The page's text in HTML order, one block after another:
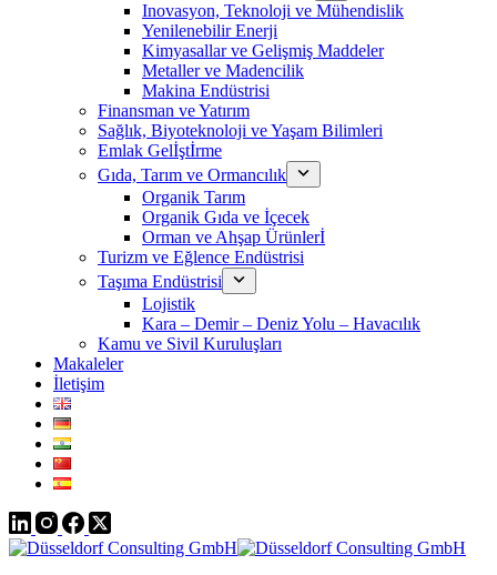
Inovasyon, Teknoloji ve Mühendislik
Yenilenebilir Enerji
Kimyasallar ve Gelişmiş Maddeler
Metaller ve Madencilik
Makina Endüstrisi
Finansman ve Yatırım
Sağlık, Biyoteknoloji ve Yaşam Bilimleri
Emlak Gelİştİrme
Gıda, Tarım ve Ormancılık
Organik Tarım
Organik Gıda ve İçecek
Orman ve Ahşap Ürünlerİ
Turizm ve Eğlence Endüstrisi
Taşıma Endüstrisi
Lojistik
Kara – Demir – Deniz Yolu – Havacılık
Kamu ve Sivil Kuruluşları
Makaleler
İletişim